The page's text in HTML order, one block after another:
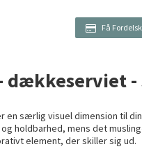
Få
dækkeserviet -
en særlig visuel dimension til
holdbarhed, mens det
element, der skiller sig ud.